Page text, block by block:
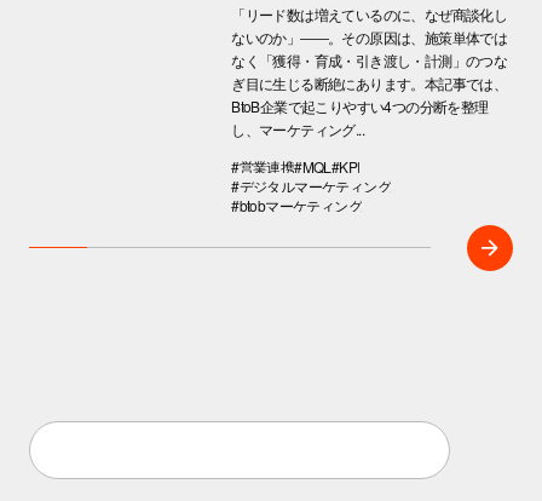
「リード数は増えているのに、なぜ商談化し
ないのか」――。その原因は、施策単体では
なく「獲得・育成・引き渡し・計測」のつな
ぎ目に生じる断絶にあります。本記事では、
BtoB企業で起こりやすい4つの分断を整理
し、マーケティング...
#営業連携#MQL #KPI
#デジタルマーケティング
#btobマーケティング